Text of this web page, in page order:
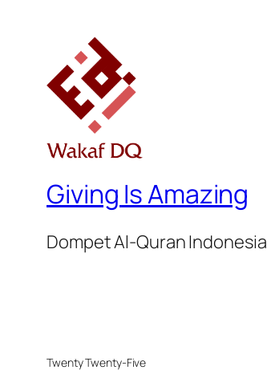
Giving Is Amazing
Dompet Al-Quran Indonesia
Twenty Twenty-Five